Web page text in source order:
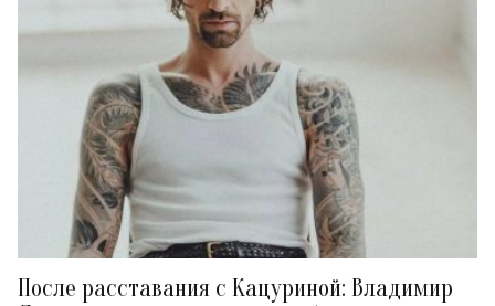
После расставания с Кацуриной: Владимир